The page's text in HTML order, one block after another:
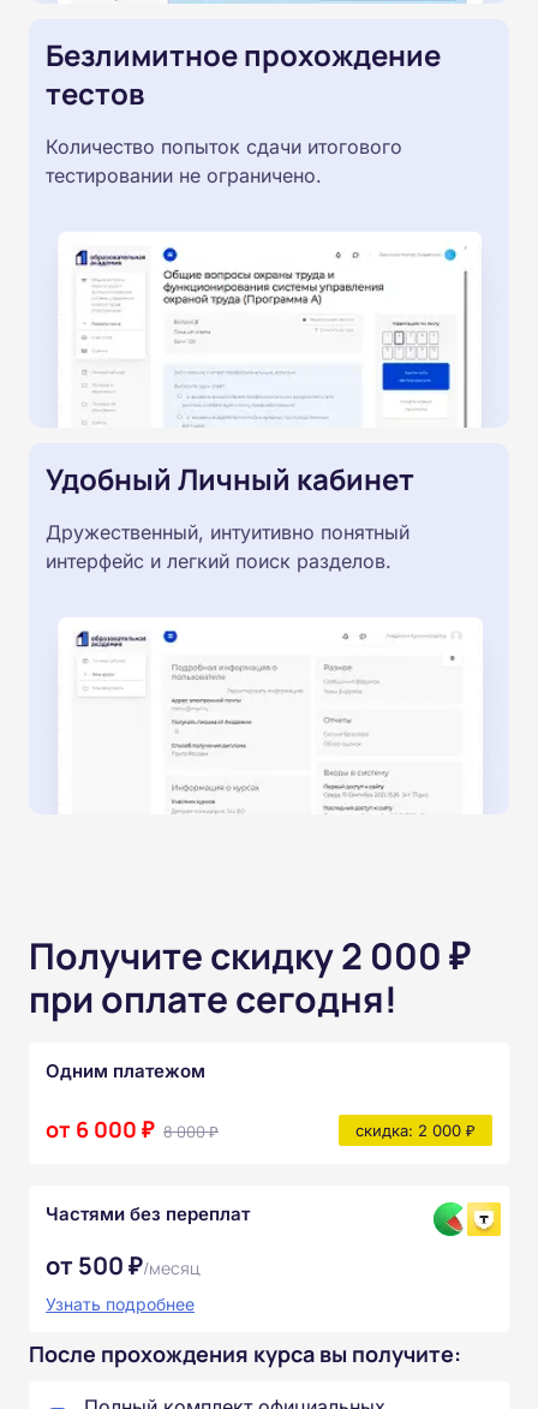
Безлимитное прохождение
тестов
Количество попыток сдачи итогового
тестировании не ограничено.
Удобный Личный кабинет
Дружественный, интуитивно понятный
интерфейс и легкий поиск разделов.
Получите скидку 2 000 ₽
при оплате сегодня!
Одним платежом
от 6 000 ₽ 8 000 ₽ скидка: 2 000 ₽
Частями без переплат
от 500 ₽/месяц
Узнать подробнее
После прохождения курса вы получите: